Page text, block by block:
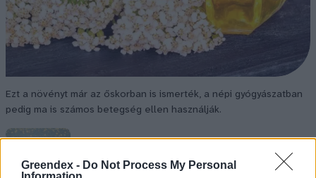
Greendex - Do Not Process My Personal
Ezt a növényt már az őskorban is ismerték, a népi gyógyászatban
pedig ma is számos betegség ellen használják.
Születésnapi programokkal várja a